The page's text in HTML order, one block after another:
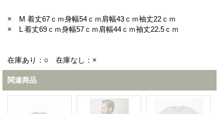
× M 着丈67ｃｍ身幅54ｃｍ肩幅43ｃｍ袖丈22ｃｍ
× L 着丈69ｃｍ身幅57ｃｍ肩幅44ｃｍ袖丈22.5ｃｍ
在庫あり：○ 在庫なし：×
関連商品